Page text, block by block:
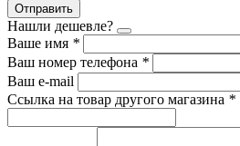
Отправить
Нашли дешевле?
Ваше имя *
Ваш номер телефона *
Ваш e-mail
Ссылка на товар другого магазина *